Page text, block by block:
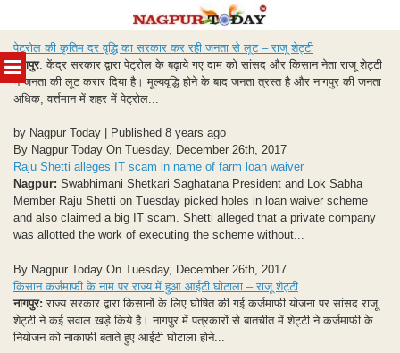
MENU
to
content
पेट्रोल की कृतिम दर वृद्धि का सरकार कर रही जनता से लूट – राजू शेट्टी
नागपुर: केंद्र सरकार द्वारा पेट्रोल के बढ़ाये गए दाम को सांसद और किसान नेता राजू शेट्टी
ने जनता की लूट करार दिया है। मूल्यवृद्धि होने के बाद जनता त्रस्त है और नागपुर की जनता
अधिक, वर्त्तमान में शहर में पेट्रोल...
by Nagpur Today | Published 8 years ago
By Nagpur Today On Tuesday, December 26th, 2017
Raju Shetti alleges IT scam in name of farm loan waiver
Nagpur: Swabhimani Shetkari Saghatana President and Lok Sabha
Member Raju Shetti on Tuesday picked holes in loan waiver scheme
and also claimed a big IT scam. Shetti alleged that a private company
was allotted the work of executing the scheme without...
By Nagpur Today On Tuesday, December 26th, 2017
किसान कर्जमाफी के नाम पर राज्य में हुआ आईटी घोटाला – राजू शेट्टी
नागपुर: राज्य सरकार द्वारा किसानों के लिए घोषित की गई कर्जमाफी योजना पर सांसद राजू
शेट्टी ने कई सवाल खड़े किये है। नागपुर में पत्रकारों से बातचीत में शेट्टी ने कर्जमाफी के
नियोजन को नाकाफ़ी बताते हुए आईटी घोटाला होने...